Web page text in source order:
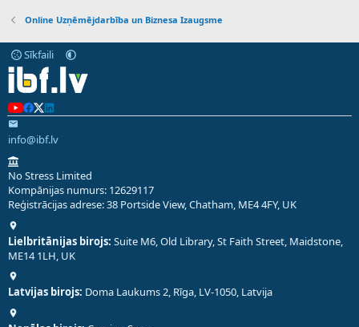
Online Uzņēmējdarbība un Biznesa Izaugsme
Sīkfaili
info@ibf.lv
No Stress Limited
Kompānijas numurs: 12629117
Reģistrācijas adrese: 38 Portside View, Chatham, ME4 4FY, UK
Lielbritānijas birojs: Suite M6, Old Library, St Faith Street, Maidstone,
ME14 1LH, UK
Latvijas birojs: Doma Laukums 2, Rīga, LV-1050, Latvija